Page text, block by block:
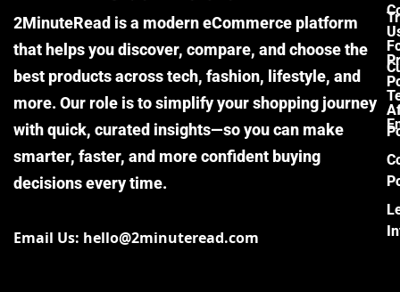
2MinuteRead is a modern eCommerce platform
that helps you discover, compare, and choose the
best products across tech, fashion, lifestyle, and
more. Our role is to simplify your shopping journey
with quick, curated insights—so you can make
smarter, faster, and more confident buying
decisions every time.
Email Us: hello@2minuteread.com